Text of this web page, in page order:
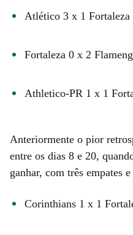
Atlético 3 x 1
Fortaleza 0 x 2
Athletico-PR 1 x 1
Anteriormente o pior
entre os dias 8 e 20,
ganhar, com três empates
Corinthians 1 x 1